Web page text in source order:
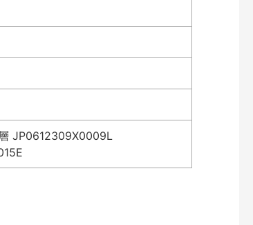
JP0612309X0009L